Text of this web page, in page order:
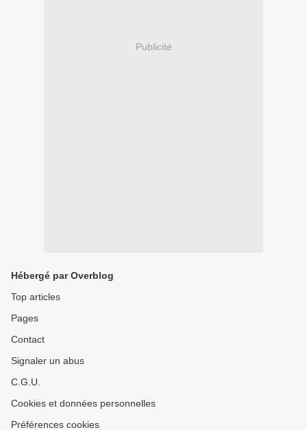
Publicité
Hébergé par Overblog
Top articles
Pages
Contact
Signaler un abus
C.G.U.
Cookies et données personnelles
Préférences cookies